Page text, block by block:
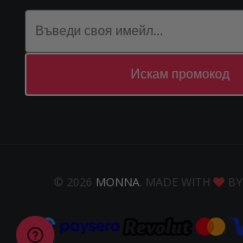
Искам промокод
© 2026 MONNA. MADE WITH BY